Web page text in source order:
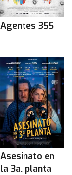
Agentes 355
Asesinato en
la 3a. planta